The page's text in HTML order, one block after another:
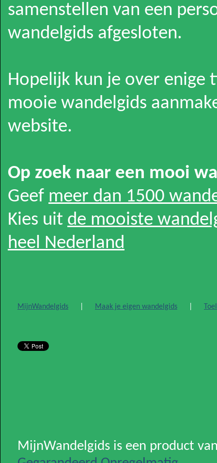
samenstellen van een
wandelgids afgesloten.
Hopelijk kun je over enige
mooie wandelgids
website.
Op zoek naar een mooi
Geef meer dan 1500
Kies uit de mooiste
heel Nederland
MijnWandelgids Maak je eigen wandelgids
MijnWandelgids is een product